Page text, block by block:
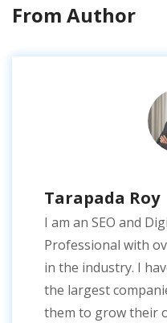
From Author
Tarapada Roy
I am an SEO and
Professional with
in the industry. I
the largest
them to grow their